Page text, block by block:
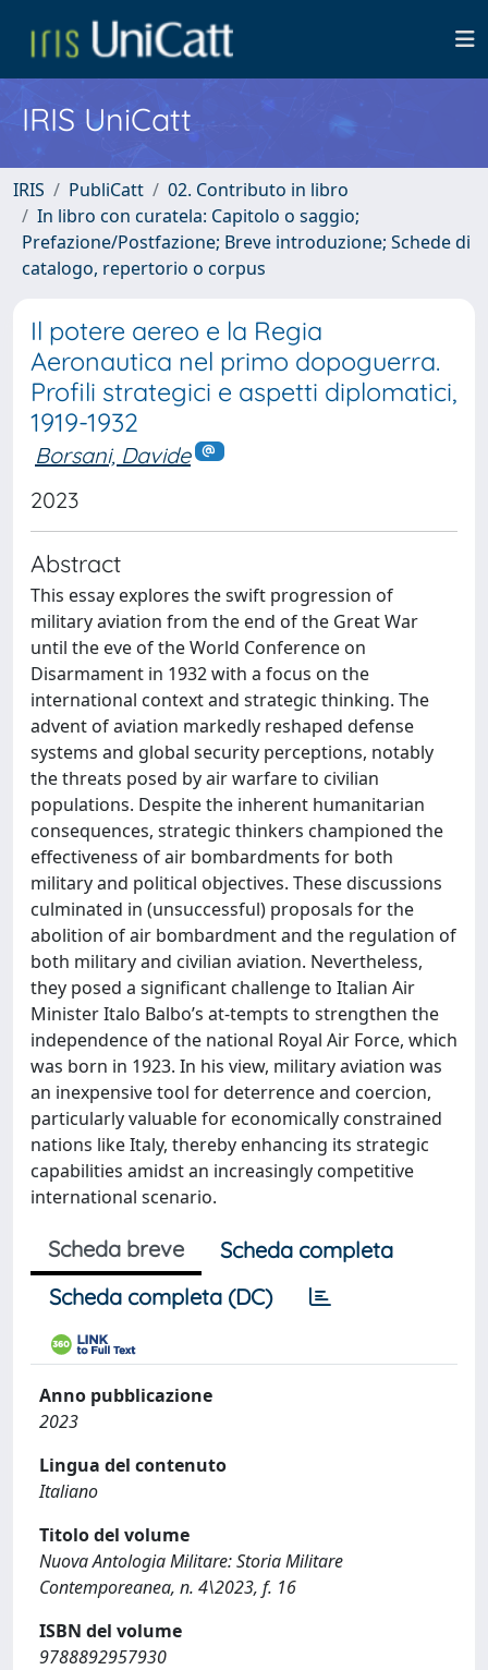
IRIS UniCatt
IRIS PubliCatt
02. Contributo in libro
In libro con curatela: Capitolo o saggio;
Prefazione/Postfazione; Breve introduzione; Schede di
catalogo, repertorio o corpus
Il potere aereo e la Regia
Aeronautica nel primo dopoguerra.
Profili strategici e aspetti diplomatici,
1919-1932
Borsani, Davide
2023
Abstract
This essay explores the swift progression of
military aviation from the end of the Great War
until the eve of the World Conference on
Disarmament in 1932 with a focus on the
international context and strategic thinking. The
advent of aviation markedly reshaped defense
systems and global security perceptions, notably
the threats posed by air warfare to civilian
populations. Despite the inherent humanitarian
consequences, strategic thinkers championed the
effectiveness of air bombardments for both
military and political objectives. These discussions
culminated in (unsuccessful) proposals for the
abolition of air bombardment and the regulation of
both military and civilian aviation. Nevertheless,
they posed a significant challenge to Italian Air
Minister Italo Balbo’s at-tempts to strengthen the
independence of the national Royal Air Force, which
was born in 1923. In his view, military aviation was
an inexpensive tool for deterrence and coercion,
particularly valuable for economically constrained
nations like Italy, thereby enhancing its strategic
capabilities amidst an increasingly competitive
international scenario.
Scheda breve
Scheda completa
Scheda completa (DC)
Anno pubblicazione
2023
Lingua del contenuto
Italiano
Titolo del volume
Nuova Antologia Militare: Storia Militare
Contemporeanea, n. 4\2023, f. 16
ISBN del volume
9788892957930